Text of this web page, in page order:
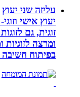
עליזה שני יעוץ
יעוץ אישי וזוגי-
זוגית, גם לזוגות
ומרצה לזוגיות
בפיתוח חשיבה